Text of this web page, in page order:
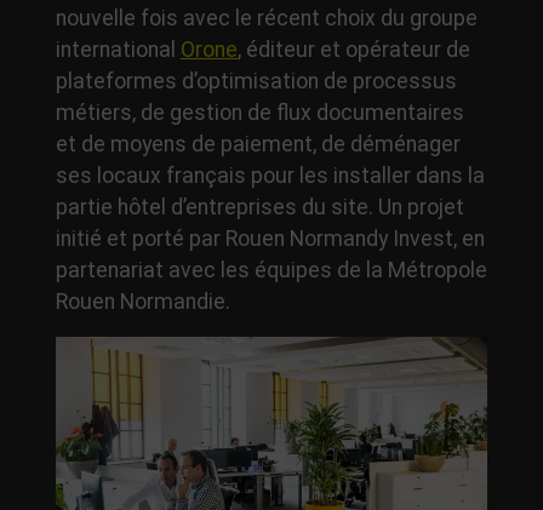
nouvelle fois avec le récent choix du groupe
international Orone, éditeur et opérateur de
plateformes d’optimisation de processus
métiers, de gestion de flux documentaires
et de moyens de paiement, de déménager
ses locaux français pour les installer dans la
partie hôtel d’entreprises du site. Un projet
initié et porté par Rouen Normandy Invest, en
partenariat avec les équipes de la Métropole
Rouen Normandie.